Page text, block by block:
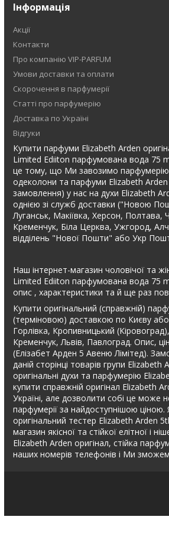
Інформація
Акції
Контакти
Про компанію VIP-PARFUM
Умови доставки та оплати
Скорочення в парфумерії
Статті про парфумерію
Доставка по Україні
Відгуки
Купити парфуми Elizabeth Arden
Limited Ediiton парфумована вода 75
це тому, що Ми завозимо парфумерію
одеколони та парфуми Elizabeth
замовлення) у нас на духи Elizabeth
однією зі служб доставки ("Новою
Луганськ, Макіївка, Херсон, Полтава,
Кременчук, Біла Церква, Ужгород,
відділень "Нової Пошти" або Укр
Наш інтернет-магазин чоловічої та
Limited Ediiton парфумована вода 75
опис , характеристики та й ще раз
Купити оригінальний (справжній)
(терміновою) доставкою по Києву
Горлівка, Кропивницький
Кременчук, Львів, Павлоград. Опис,
(Елізабет Арден 5 Авеню Лімітед).
даній сторінці товарів групи
оригінальні духи та парфумерію
купити справжній оригінал Elizabeth
Україні, але дозволити собі це може
парфумерії за найдоступнішою
оригінальний тестер Elizabeth Arden
магазин якісної та стійкої елітної і
Elizabeth Arden оригінал, стійка
наших номерів телефонів і Ми